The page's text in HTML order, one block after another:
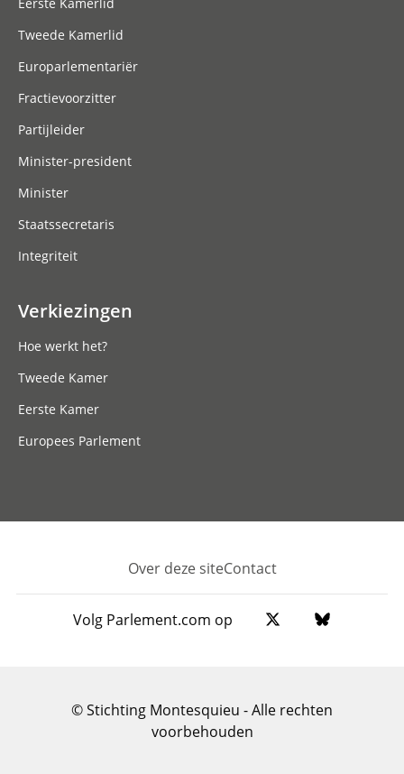
Tweede Kamerlid
Europarlementariër
Fractievoorzitter
Partijleider
Minister-president
Minister
Staatssecretaris
Integriteit
Verkiezingen
Hoe werkt het?
Tweede Kamer
Eerste Kamer
Europees Parlement
Footer
Over deze siteContact
Volg Parlement.com op
© Stichting Montesquieu - Alle rechten
voorbehouden